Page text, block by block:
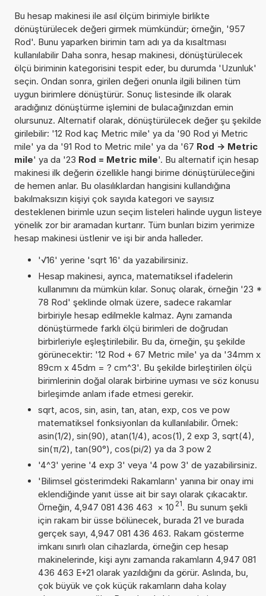
Bu hesap makinesi ile asıl ölçüm birimiyle birlikte
dönüştürülecek değeri girmek mümkündür; örneğin, '957
Rod'. Bunu yaparken birimin tam adı ya da kısaltması
kullanılabilir Daha sonra, hesap makinesi, dönüştürülecek
ölçü biriminin kategorisini tespit eder, bu durumda 'Uzunluk'
seçin. Ondan sonra, girilen değeri onunla ilgili bilinen tüm
uygun birimlere dönüştürür. Sonuç listesinde ilk olarak
aradığınız dönüştürme işlemini de bulacağınızdan emin
olursunuz. Alternatif olarak, dönüştürülecek değer şu şekilde
girilebilir: '12 Rod kaç Metric mile' ya da '90 Rod yi Metric
mile' ya da '91 Rod to Metric mile' ya da '67 Rod -> Metric
mile' ya da '23 Rod = Metric mile'. Bu alternatif için hesap
makinesi ilk değerin özellikle hangi birime dönüştürüleceğini
de hemen anlar. Bu olasılıklardan hangisini kullandığına
bakılmaksızın kişiyi çok sayıda kategori ve sayısız
desteklenen birimle uzun seçim listeleri halinde uygun listeye
yönelik zor bir aramadan kurtarır. Tüm bunları bizim yerimize
hesap makinesi üstlenir ve işi bir anda halleder.
'√16' yerine 'sqrt 16' da yazabilirsiniz.
Hesap makinesi, ayrıca, matematiksel ifadelerin
kullanımını da mümkün kılar. Sonuç olarak, örneğin '23 *
78 Rod' şeklinde olmak üzere, sadece rakamlar
birbiriyle hesap edilmekle kalmaz. Aynı zamanda
dönüştürmede farklı ölçü birimleri de doğrudan
birbirleriyle eşleştirilebilir. Bu da, örneğin, şu şekilde
görünecektir: '12 Rod + 67 Metric mile' ya da '34mm x
89cm x 45dm = ? cm^3'. Bu şekilde birleştirilen ölçü
birimlerinin doğal olarak birbirine uyması ve söz konusu
birleşimde anlam ifade etmesi gerekir.
sqrt, acos, sin, asin, tan, atan, exp, cos ve pow
matematiksel fonksiyonları da kullanılabilir. Örnek:
asin(1/2), sin(90), atan(1/4), acos(1), 2 exp 3, sqrt(4),
sin(π/2), tan(90°), cos(pi/2) ya da 3 pow 2
'4^3' yerine '4 exp 3' veya '4 pow 3' de yazabilirsiniz.
'Bilimsel gösterimdeki Rakamların' yanına bir onay imi
eklendiğinde yanıt üsse ait bir sayı olarak çıkacaktır.
Örneğin, 4,947 081 436 463 × 10 21. Bu sunum şekli
için rakam bir üsse bölünecek, burada 21 ve burada
gerçek sayı, 4,947 081 436 463. Rakam gösterme
imkanı sınırlı olan cihazlarda, örneğin cep hesap
makinelerinde, kişi aynı zamanda rakamların 4,947 081
436 463 E+21 olarak yazıldığını da görür. Aslında, bu,
çok büyük ve çok küçük rakamların daha kolay